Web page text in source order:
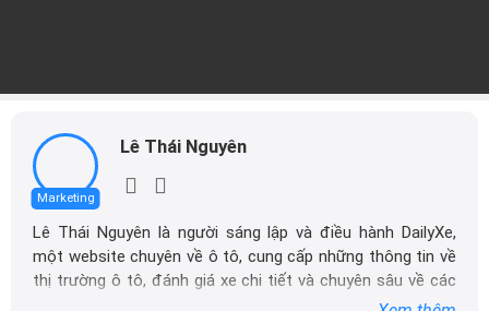
Marketing
Lê Thái Nguyên
Lê Thái Nguyên là người sáng lập và điều hành DailyXe,
một website chuyên về ô tô, cung cấp những thông tin về
thị trường ô tô, đánh giá xe chi tiết và chuyên sâu về các